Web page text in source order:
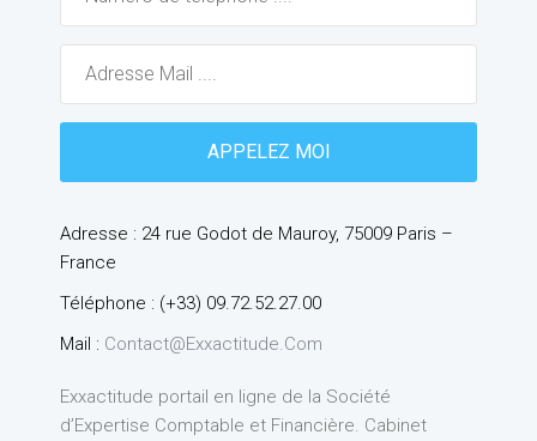
Adresse : 24 rue Godot de Mauroy, 75009 Paris –
France
Téléphone : (+33) 09.72.52.27.00
Mail : Contact@exxactitude.com
Exxactitude portail en ligne de la Société
d’Expertise Comptable et Financière. Cabinet